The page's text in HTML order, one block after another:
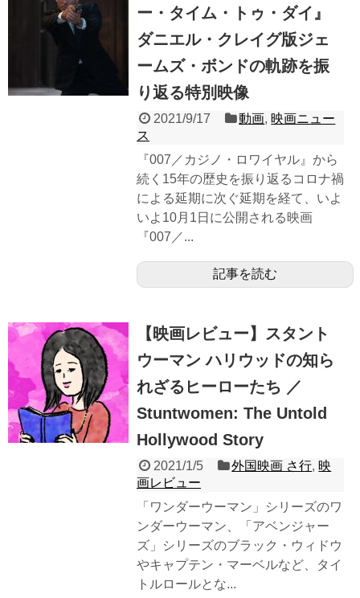
ー・タイム・トゥ・ダイ』
ダニエル・クレイグ版ジェ
ームズ・ボンドの軌跡を振
り返る特別映像
2021/9/17 動画, 映画ニュー
ス
『007／カジノ・ロワイヤル』から
続く15年の歴史を振り返るコロナ禍
による延期に次ぐ延期を経て、いよ
いよ10月1日に公開される映画
『007／...
記事を読む
【映画レビュー】スタント
ウーマン ハリウッドの知ら
れざるヒーローたち ／
Stuntwomen: The Untold
Hollywood Story
2021/1/5 外国映画 さ行, 映
画レビュー
「ワンダーウーマン」シリーズのワ
ンダーウーマン、「アベンジャー
ズ」シリーズのブラック・ウィドウ
やキャプテン・マーベルなど、タイ
トルロールとな...